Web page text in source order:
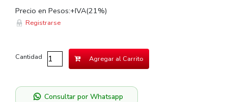
Precio en Pesos:+IVA(21%)
Registrarse
Cantidad Agregar al Carrito
Consultar por Whatsapp